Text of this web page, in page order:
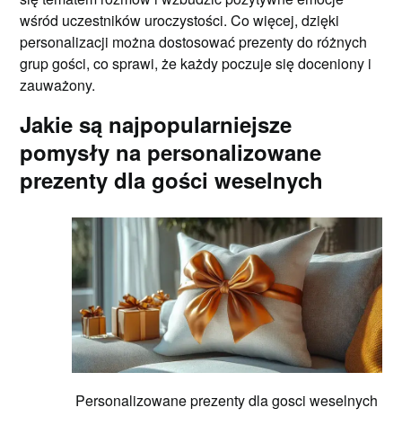
wśród uczestników uroczystości. Co więcej, dzięki
personalizacji można dostosować prezenty do różnych
grup gości, co sprawi, że każdy poczuje się doceniony i
zauważony.
Jakie są najpopularniejsze
pomysły na personalizowane
prezenty dla gości weselnych
Personalizowane prezenty dla gosci weselnych